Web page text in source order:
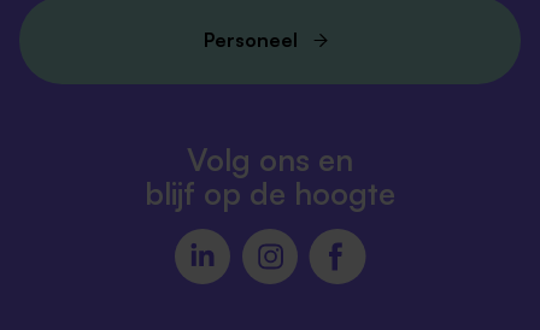
Personeel
Volg ons en
blijf op de hoogte